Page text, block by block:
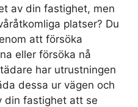
av din fastighet, men
platser? Du
att försöka
eller försöka nå
har utrustningen
dessa ur vägen och
din fastighet att se